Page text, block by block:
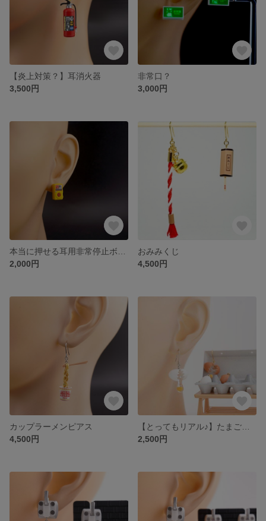
【炎上対策？】耳消火器
3,500円
非常口？
3,000円
2,000円
おみみくじ
4,500円
カップラーメンピアス
4,500円
2,500円